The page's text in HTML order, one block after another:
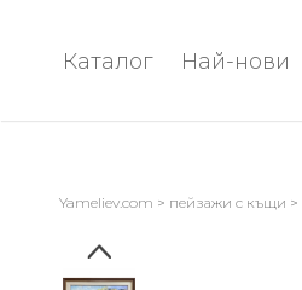
Каталог
ПЕЙЗАЖИ С КЪЩИ
Най-нови
Yameliev.com > пейзажи с къщи >